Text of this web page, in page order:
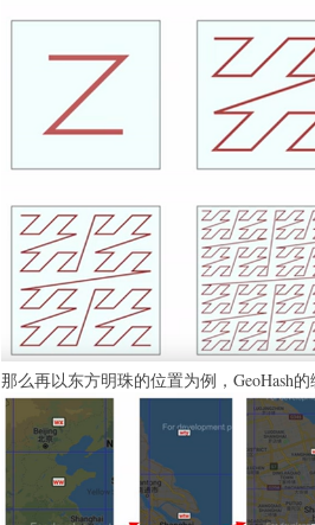
那么再以东方明珠的位置为例，GeoHash的